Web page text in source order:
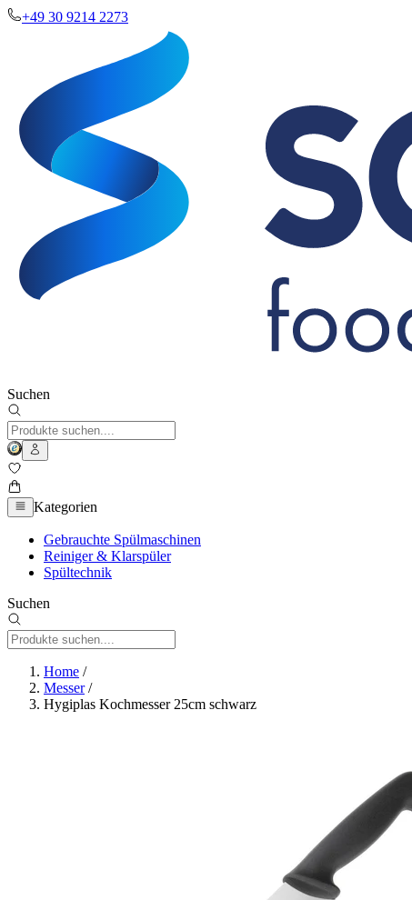
+49 30 9214 2273
Suchen
Kategorien
Gebrauchte Spülmaschinen
Reiniger & Klarspüler
Spültechnik
Suchen
Home /
Messer/
Hygiplas Kochmesser 25cm schwarz